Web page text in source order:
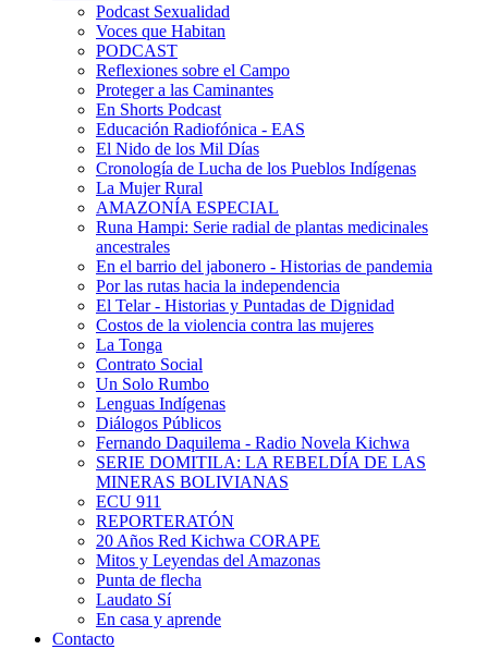
Podcast Sexualidad
Voces que Habitan
PODCAST
Reflexiones sobre el Campo
Proteger a las Caminantes
En Shorts Podcast
Educación Radiofónica - EAS
El Nido de los Mil Días
Cronología de Lucha de los Pueblos Indígenas
La Mujer Rural
AMAZONÍA ESPECIAL
Runa Hampi: Serie radial de plantas medicinales
ancestrales
En el barrio del jabonero - Historias de pandemia
Por las rutas hacia la independencia
El Telar - Historias y Puntadas de Dignidad
Costos de la violencia contra las mujeres
La Tonga
Contrato Social
Un Solo Rumbo
Lenguas Indígenas
Diálogos Públicos
Fernando Daquilema - Radio Novela Kichwa
SERIE DOMITILA: LA REBELDÍA DE LAS
MINERAS BOLIVIANAS
ECU 911
REPORTERATÓN
20 Años Red Kichwa CORAPE
Mitos y Leyendas del Amazonas
Punta de flecha
Laudato Sí
En casa y aprende
Contacto